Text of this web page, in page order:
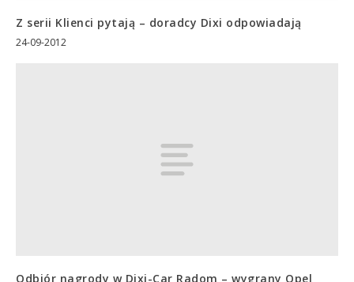
Z serii Klienci pytają – doradcy Dixi odpowiadają
24-09-2012
Odbiór nagrody w Dixi-Car Radom – wygrany Opel